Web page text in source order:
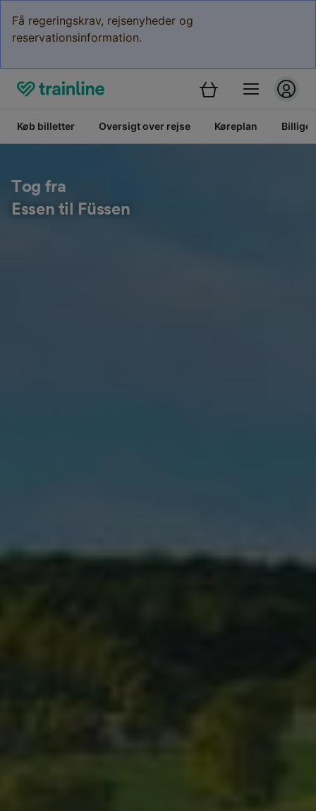
Få regeringskrav, rejsenyheder og
reservationsinformation.
Køb billetter Oversigt over rejse Køreplan Billige
Tog fra
Essen til Füssen